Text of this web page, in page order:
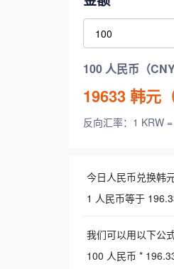
100 人民币（
19633韩元
反向汇率：1 KRW
今日人民币兑换韩
1 人民币等于
我们可以用以下公
100 人民币 *